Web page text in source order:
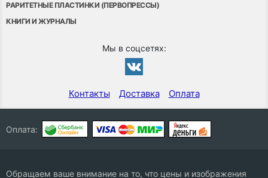
РАРИТЕТНЫЕ ПЛАСТИНКИ (ПЕРВОПРЕССЫ)
КНИГИ И ЖУРНАЛЫ
Мы в соцсетях:
Контакты Доставка Оплата
Оплата:
Обращаем ваше внимание на то, что цены и изображения